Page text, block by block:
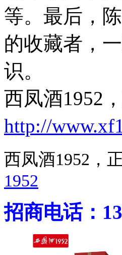
等。最后，
的收藏者，
识。
西凤酒1952
http://
西凤酒1952，
1952
招商电话：